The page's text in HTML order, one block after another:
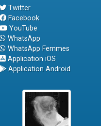
Twitter
Facebook
YouTube
WhatsApp
WhatsApp Femmes
Application iOS
Application Android